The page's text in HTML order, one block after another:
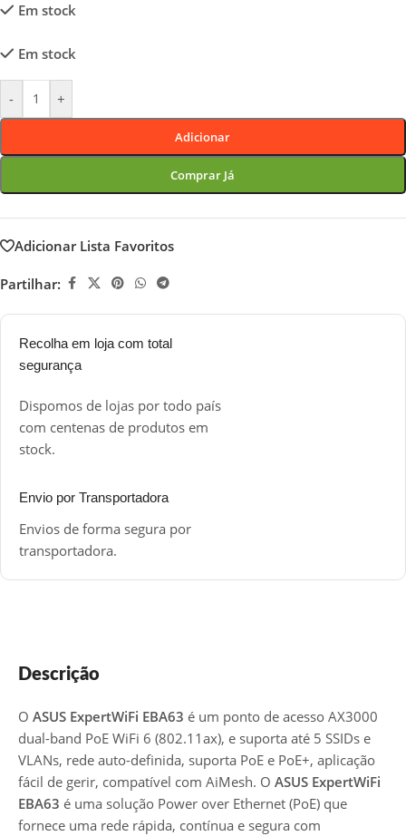
Em stock
Em stock
- +
Adicionar
Comprar Já
Adicionar Lista Favoritos
Partilhar:
Recolha em loja com total
segurança
Dispomos de lojas por todo país
com centenas de produtos em
stock.
Envio por Transportadora
Envios de forma segura por
transportadora.
Descrição
O ASUS ExpertWiFi EBA63 é um ponto de acesso AX3000
dual-band PoE WiFi 6 (802.11ax), e suporta até 5 SSIDs e
VLANs, rede auto-definida, suporta PoE e PoE+, aplicação
fácil de gerir, compatível com AiMesh. O ASUS ExpertWiFi
EBA63 é uma solução Power over Ethernet (PoE) que
fornece uma rede rápida, contínua e segura com